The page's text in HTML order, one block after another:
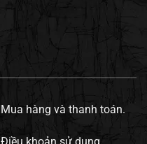
Mua hàng và thanh toán.